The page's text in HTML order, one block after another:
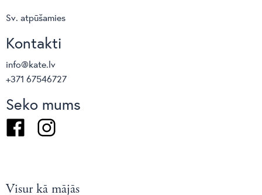
Sv. atpūšamies
Kontakti
info@kate.lv
+371 67546727
Seko mums
FacebookInstagram
Visur kā mājās